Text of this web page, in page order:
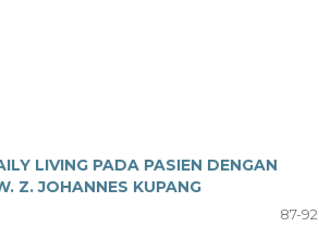
LIVING PADA PASIEN DENGAN
Z. JOHANNES KUPANG
87-92